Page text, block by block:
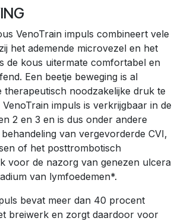
VenoTrain impuls combineert vele
het ademende microvezel en het
de kous uitermate comfortabel en
Een beetje beweging is al
therapeutisch noodzakelijke druk te
impuls is verkrijgbaar in de
2 en 3 en is dus onder andere
van vergevorderde CVI,
of het posttrombotisch
voor de nazorg van genezen ulcera
van lymfoedemen*.
bevat meer dan 40 procent
breiwerk en zorgt daardoor voor